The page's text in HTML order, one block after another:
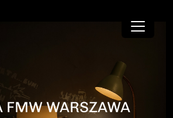
FMW WARSZAWA